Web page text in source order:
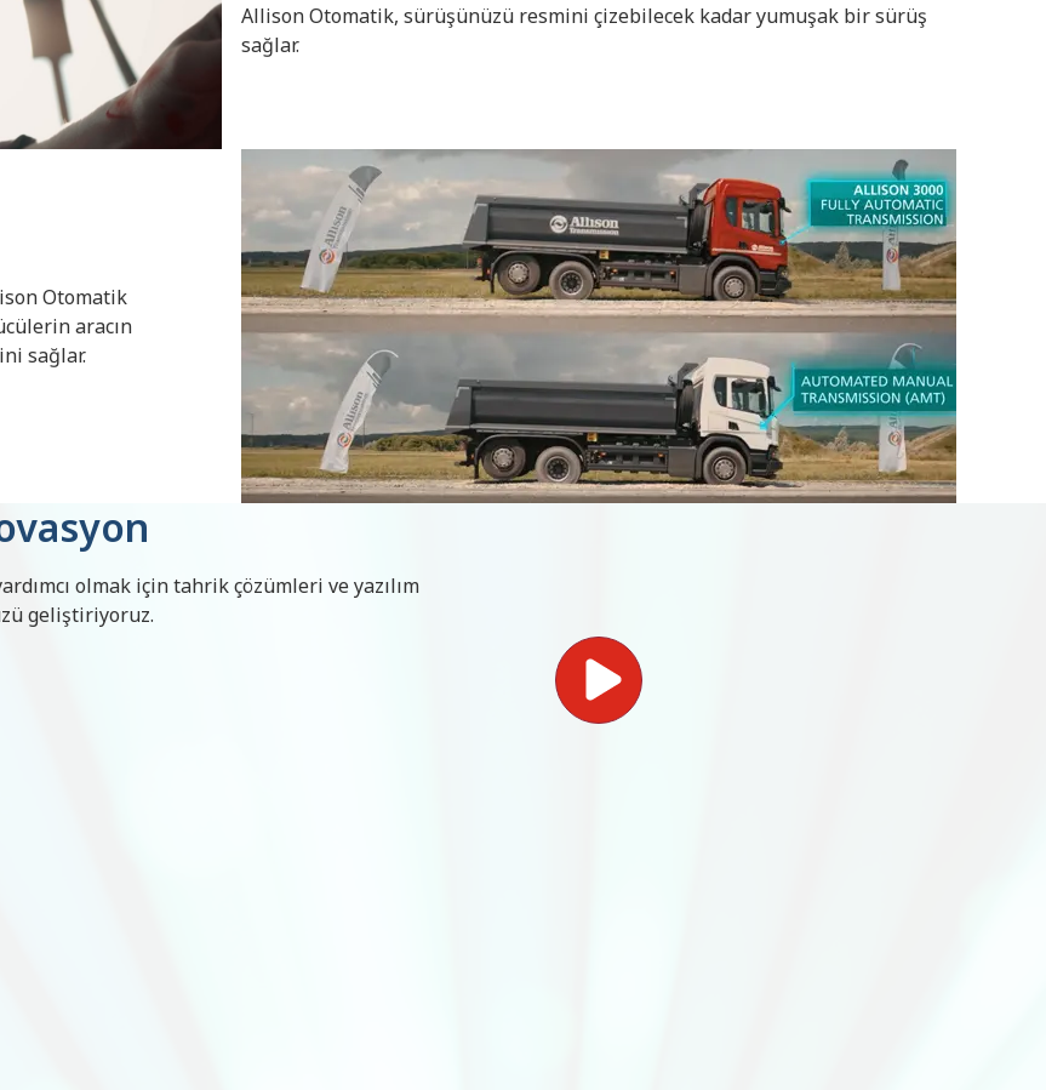
Allison Otomatik, sürüşünüzü resmini çizebilecek kadar yumuşak bir sürüş
sağlar.
Otomatik
aracın
sağlar.
olmak için tahrik çözümleri ve yazılım
geliştiriyoruz.